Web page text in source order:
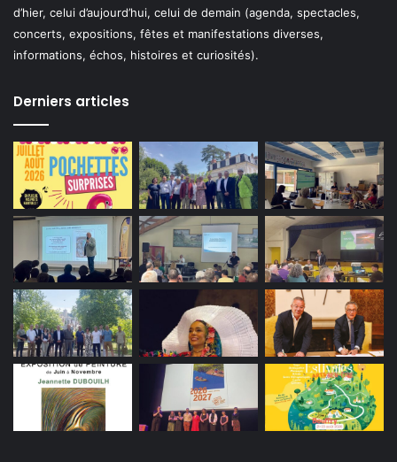
d’hier, celui d’aujourd’hui, celui de demain (agenda, spectacles,
concerts, expositions, fêtes et manifestations diverses,
informations, échos, histoires et curiosités).
Derniers articles